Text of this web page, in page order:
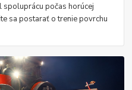
spoluprácu počas horúcej
sa postarať o trenie povrchu